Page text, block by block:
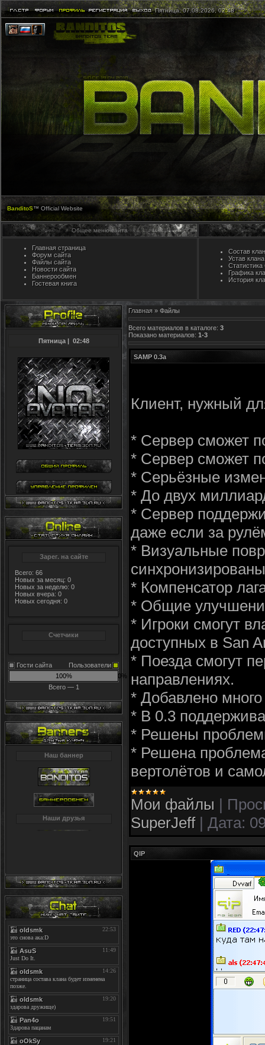
Пятница, 07.08.2026, 02:48
BanditoS™ Official Website
Общее меню сайта
Главная страница
Форум сайта
Файлы сайта
Новости сайта
Баннерообмен
Гостевая книга
Состав
Устав клана
Статистика
Графика
История
Пятница | 02:48
Зарег. на сайте
Всего: 66
Новых за месяц: 0
Новых за неделю: 0
Новых вчера: 0
Новых сегодня: 0
Счетчики
Пользователи
Гости сайта
100%
0%
Всего — 1
Наш баннер
Наши друзья
Главная » Файлы
Всего материалов в каталоге: 3
Показано материалов: 1-3
SAMP 0.3a
Клиент, нужный
* Сервер сможет
* Сервер сможет
* Серьёзные
* До двух
* Сервер
даже если за
* Визуальные
* Компенсатор
* Общие
* Игроки смогут
доступных в San
* Поезда смогут
направлениях.
* Добавлено
* В 0.3
* Решены
* Решена
вертолётов и
Мои файлы |
SuperJeff| Дата:
QIP